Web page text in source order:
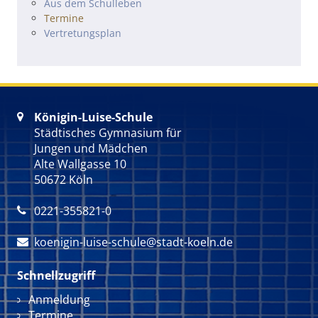
Navigation überspringen
Aus dem Schulleben
Termine
Vertretungsplan

Königin-Luise-Schule
Städtisches Gymnasium für
Jungen und Mädchen
Alte Wallgasse 10
50672 Köln
 0221-355821-0
 koenigin-luise-schule@stadt-koeln.de
Schnellzugriff
Navigation überspringen
Anmeldung